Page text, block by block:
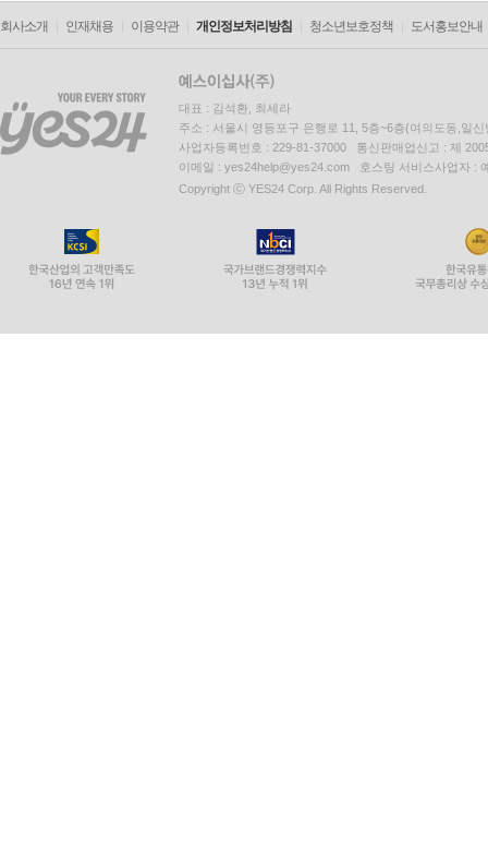
회사소개 인재채용 이용약관 개인정보처리방침 청소년보호정책 도서홍보안내
대표 : 김석환, 최세라
주소 : 서울시 영등포구 은행로 11, 5층~6층(여의도동,일신
사업자등록번호 : 229-81-37000 통신판매업신고 : 제
이메일 : yes24help@yes24.com 호스팅 서비스사업자 :
Copyright ⓒ YES24 Corp. All Rights Reserved.